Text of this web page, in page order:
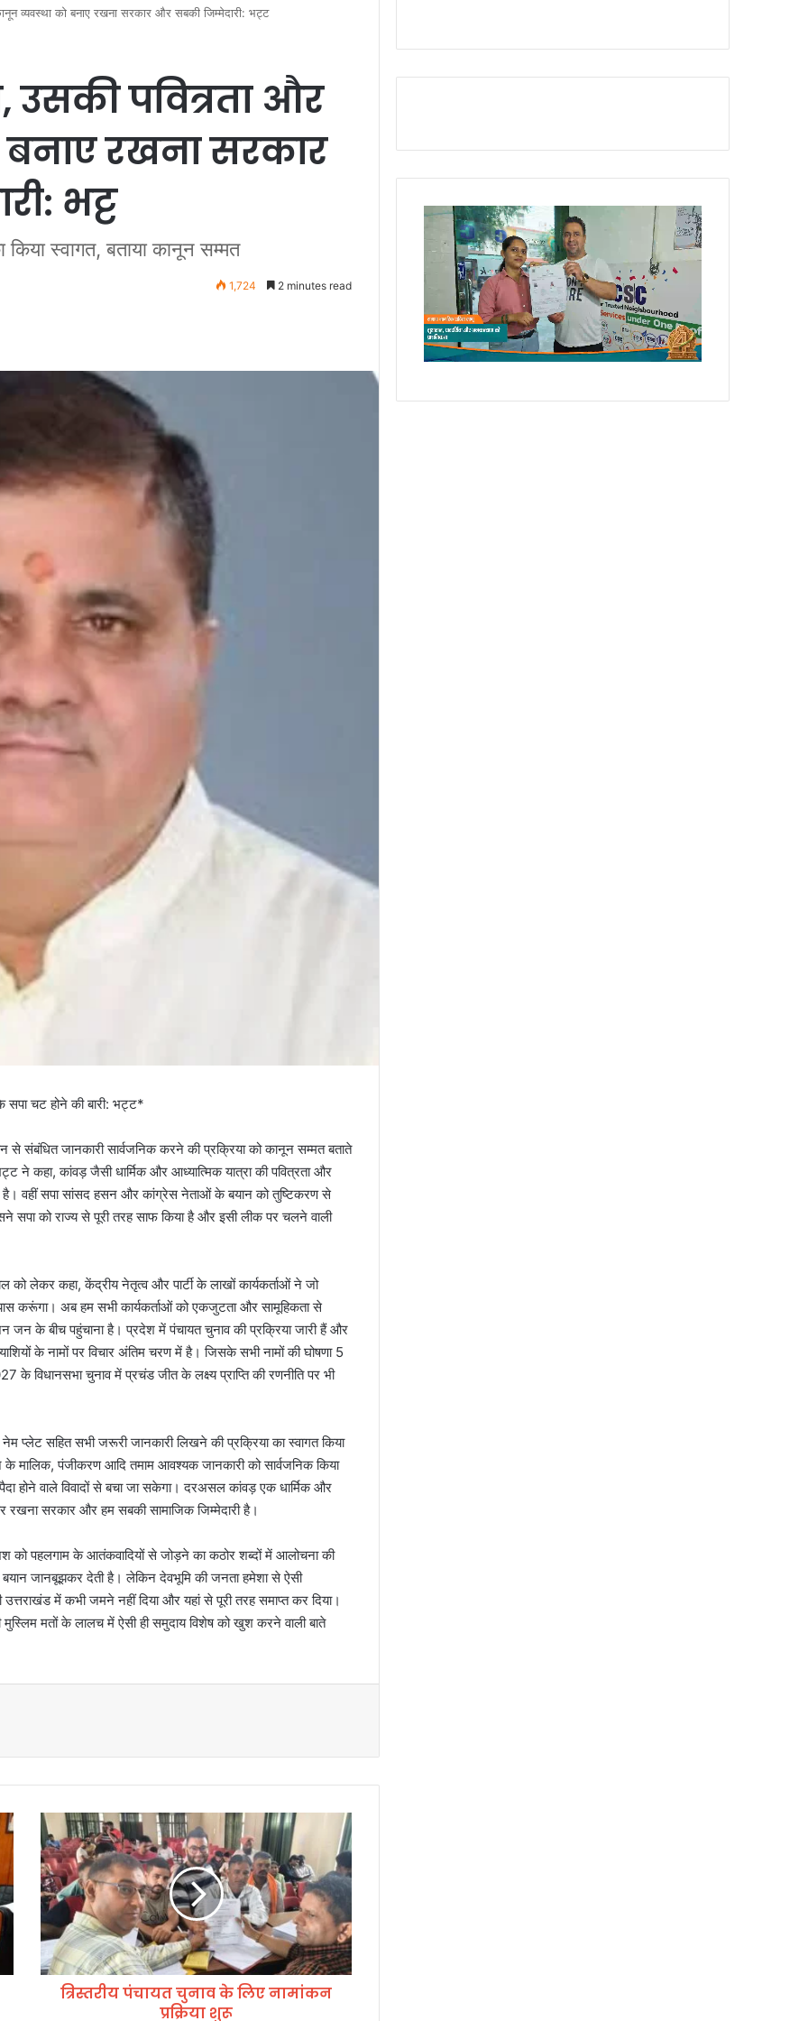
व्यवस्था को बनाए रखना सरकार और सबकी जिम्मेदारी: भट्ट
उसकी पवित्रता और
रखना सरकार
भट्ट
किया स्वागत, बताया कानून सम्मत
1,724 2 minutes read
चट होने की बारी: भट्ट*
से संबंधित जानकारी सार्वजनिक करने की प्रक्रिया को कानून सम्मत बताते
ने कहा, कांवड़ जैसी धार्मिक और आध्यात्मिक यात्रा की पवित्रता और
है। वहीं सपा सांसद हसन और कांग्रेस नेताओं के बयान को तुष्टिकरण से
सपा को राज्य से पूरी तरह साफ किया है और इसी लीक पर चलने वाली
को लेकर कहा, केंद्रीय नेतृत्व और पार्टी के लाखों कार्यकर्ताओं ने जो
करूंगा। अब हम सभी कार्यकर्ताओं को एकजुटता और सामूहिकता से
के बीच पहुंचाना है। प्रदेश में पंचायत चुनाव की प्रक्रिया जारी हैं और
के नामों पर विचार अंतिम चरण में है। जिसके सभी नामों की घोषणा 5
के विधानसभा चुनाव में प्रचंड जीत के लक्ष्य प्राप्ति की रणनीति पर भी
प्लेट सहित सभी जरूरी जानकारी लिखने की प्रक्रिया का स्वागत किया
के मालिक, पंजीकरण आदि तमाम आवश्यक जानकारी को सार्वजनिक किया
होने वाले विवादों से बचा जा सकेगा। दरअसल कांवड़ एक धार्मिक और
रखना सरकार और हम सबकी सामाजिक जिम्मेदारी है।
को पहलगाम के आतंकवादियों से जोड़ने का कठोर शब्दों में आलोचना की
जानबूझकर देती है। लेकिन देवभूमि की जनता हमेशा से ऐसी
में कभी जमने नहीं दिया और यहां से पूरी तरह समाप्त कर दिया।
मुस्लिम मतों के लालच में ऐसी ही समुदाय विशेष को खुश करने वाली बाते
त्रि
स्त
री
य
पं
य
त
चु
त्रिस्तरीय पंचायत चुनाव के लिए नामांकन
प्रक्रिया शुरू